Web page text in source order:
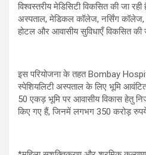
विश्वस्तरीय मेडिसिटी विकसित की जा
अस्पताल, मेडिकल कॉलेज, नर्सिंग कॉलेज,
होटल और आवासीय सुविधाएँ विकसित की
इस परियोजना के तहत Bombay
स्पेशियलिटी अस्पताल के लिए भूमि
50 एकड़ भूमि पर आवासीय विकास हेतु
किए गए हैं, जिनमें लगभग 350 करोड़